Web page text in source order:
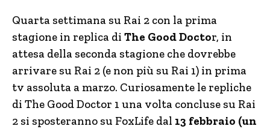
Quarta settimana su Rai 2 con la prima
stagione in replica di The Good Doctor, in
attesa della seconda stagione che dovrebbe
arrivare su Rai 2 (e non più su Rai 1) in prima
tv assoluta a marzo. Curiosamente le repliche
di The Good Doctor 1 una volta concluse su Rai
2 si sposteranno su FoxLife dal 13 febbraio (un